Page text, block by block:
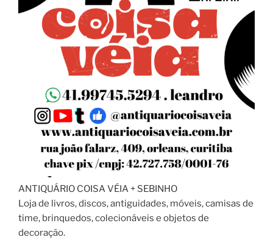
ANTIQUÁRIO COISA VÉIA + SEBINHO
Loja de livros, discos, antiguidades, móveis, camisas de
time, brinquedos, colecionáveis e objetos de
decoração.